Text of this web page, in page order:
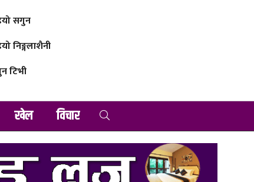
सगुन
निङ्गलाशैनी
टिभी
खेल विचार